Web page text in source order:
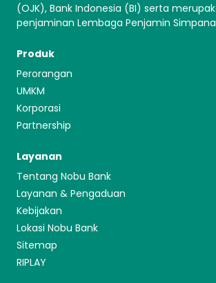
(OJK), Bank Indonesia (BI) serta
penjaminan Lembaga Penjamin
Produk
Perorangan
UMKM
Korporasi
Partnership
Layanan
Tentang Nobu Bank
Layanan & Pengaduan
Kebijakan
Lokasi Nobu Bank
Sitemap
RIPLAY